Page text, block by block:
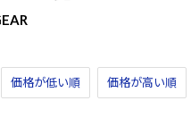
ジネス向けパソコン
学習向けパソコン
価格が低い順 価格が高い順